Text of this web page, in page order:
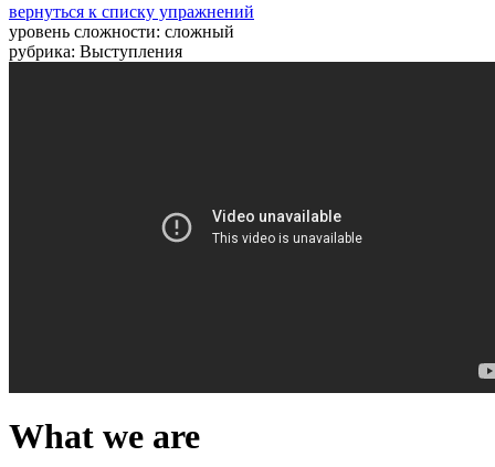
вернуться к списку упражнений
уровень сложности: сложный
рубрика: Выступления
What we are